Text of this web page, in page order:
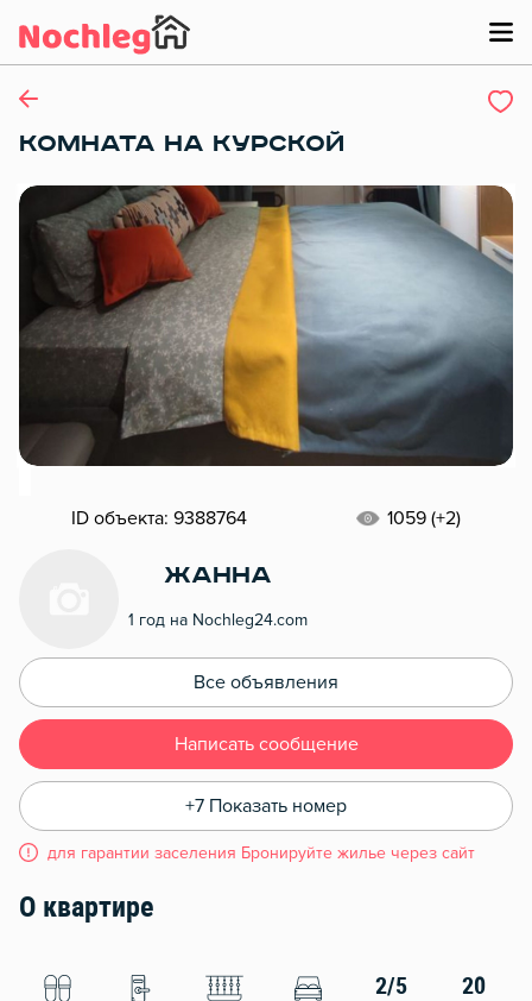
КОМНАТА НА КУРСКОЙ
ID объекта: 9388764 1059 (+2)
Жанна
1 год на Nochleg24.com
Все объявления
Написать сообщение
+7 Показать номер
для гарантии заселения Бронируйте жилье через сайт
О квартире
2/5 20